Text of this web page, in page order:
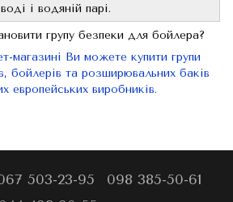
і водяній парі.
магазині Ви можете купити групи
бойлерів та розширювальних баків
европейських виробників.
503-23-95
098 385-50-61